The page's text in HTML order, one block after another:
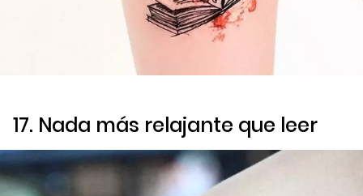
17. Nada más relajante que leer